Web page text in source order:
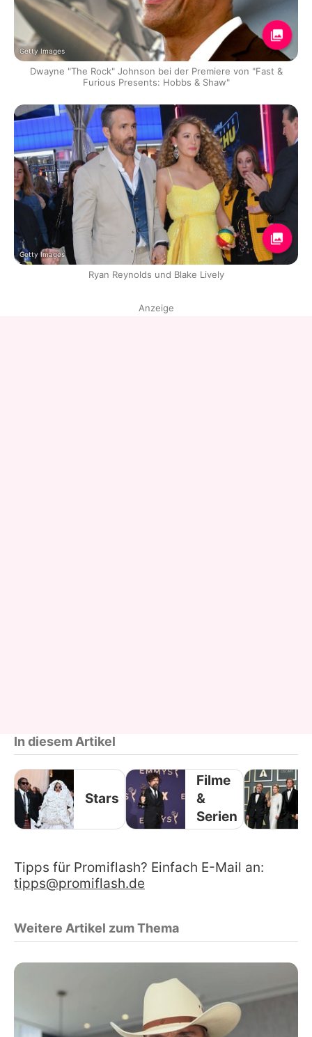
Getty Images
Dwayne "The Rock" Johnson bei der Premiere von "Fast &
Furious Presents: Hobbs & Shaw"
Getty Images
Ryan Reynolds und Blake Lively
Anzeige
In diesem Artikel
Stars
Filme
&
Serien
Tipps für Promiflash? Einfach E-Mail an:
tipps@promiflash.de
Weitere Artikel zum Thema